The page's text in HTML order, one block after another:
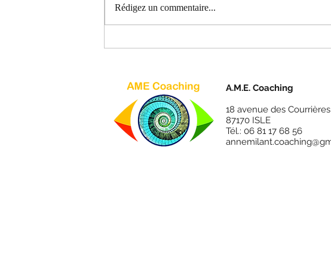
condensé de ce que nécessite le
vrai changement, celui qui
Rédigez un commentaire...
A.M.E. Coaching
18 avenue des Courrières
87170 ISLE
Tél.: 06 81 17 68 56